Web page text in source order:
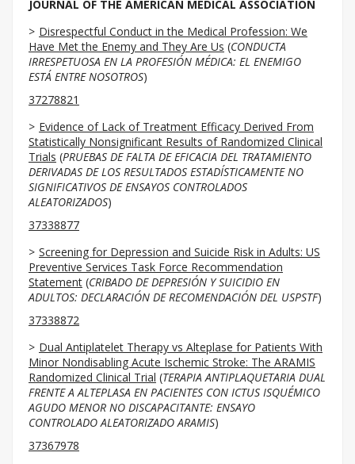
JOURNAL OF THE AMERICAN MEDICAL ASSOCIATION
Disrespectful Conduct in the Medical Profession: We
Have Met the Enemy and They Are Us (CONDUCTA
IRRESPETUOSA EN LA PROFESIÓN MÉDICA: EL ENEMIGO
ESTÁ ENTRE NOSOTROS)
37278821
Evidence of Lack of Treatment Efficacy Derived From
Statistically Nonsignificant Results of Randomized Clinical
Trials (PRUEBAS DE FALTA DE EFICACIA DEL TRATAMIENTO
DERIVADAS DE LOS RESULTADOS ESTADÍSTICAMENTE NO
SIGNIFICATIVOS DE ENSAYOS CONTROLADOS
ALEATORIZADOS)
37338877
Screening for Depression and Suicide Risk in Adults: US
Preventive Services Task Force Recommendation
Statement (CRIBADO DE DEPRESIÓN Y SUICIDIO EN
ADULTOS: DECLARACIÓN DE RECOMENDACIÓN DEL USPSTF)
37338872
Dual Antiplatelet Therapy vs Alteplase for Patients With
Minor Nondisabling Acute Ischemic Stroke: The ARAMIS
Randomized Clinical Trial (TERAPIA ANTIPLAQUETARIA DUAL
FRENTE A ALTEPLASA EN PACIENTES CON ICTUS ISQUÉMICO
AGUDO MENOR NO DISCAPACITANTE: ENSAYO
CONTROLADO ALEATORIZADO ARAMIS)
37367978